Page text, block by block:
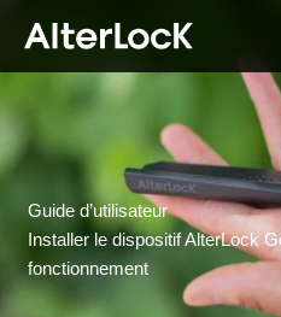
contenu
Guide d’utilisateur
Installer le dispositif AlterLock
fonctionnement